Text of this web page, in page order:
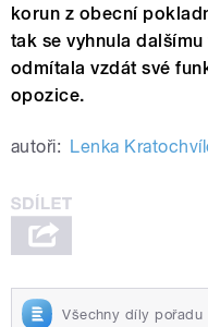
korun z obecní
tak se vyhnula
odmítala vzdát své
opozice.
autoři: Lenka
Všechny díly pořadu